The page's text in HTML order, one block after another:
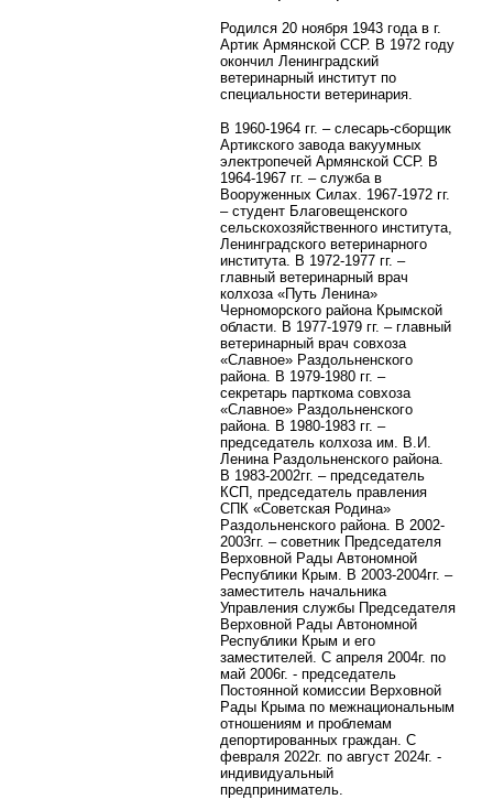
Родился 20 ноября 1943 года в г.
Артик Армянской ССР. В 1972 году
окончил Ленинградский
ветеринарный институт по
специальности ветеринария.
В 1960-1964 гг. – слесарь-сборщик
Артикского завода вакуумных
электропечей Армянской ССР. В
1964-1967 гг. – служба в
Вооруженных Силах. 1967-1972 гг.
– студент Благовещенского
сельскохозяйственного института,
Ленинградского ветеринарного
института. В 1972-1977 гг. –
главный ветеринарный врач
колхоза «Путь Ленина»
Черноморского района Крымской
области. В 1977-1979 гг. – главный
ветеринарный врач совхоза
«Славное» Раздольненского
района. В 1979-1980 гг. –
секретарь парткома совхоза
«Славное» Раздольненского
района. В 1980-1983 гг. –
председатель колхоза им. В.И.
Ленина Раздольненского района.
В 1983-2002гг. – председатель
КСП, председатель правления
СПК «Советская Родина»
Раздольненского района. В 2002-
2003гг. – советник Председателя
Верховной Рады Автономной
Республики Крым. В 2003-2004гг. –
заместитель начальника
Управления службы Председателя
Верховной Рады Автономной
Республики Крым и его
заместителей. С апреля 2004г. по
май 2006г. - председатель
Постоянной комиссии Верховной
Рады Крыма по межнациональным
отношениям и проблемам
депортированных граждан. С
февраля 2022г. по август 2024г. -
индивидуальный
предприниматель.